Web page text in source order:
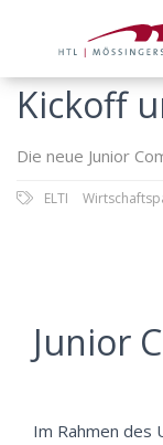
Kickoff
Die neue Junior
ELTI
Junior
Im Rahmen des